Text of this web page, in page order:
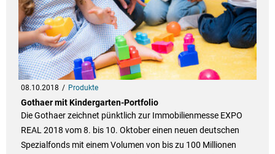
08.10.2018 Produkte
Gothaer mit Kindergarten-Portfolio
Die Gothaer zeichnet pünktlich zur Immobilienmesse EXPO
REAL 2018 vom 8. bis 10. Oktober einen neuen deutschen
Spezialfonds mit einem Volumen von bis zu 100 Millionen